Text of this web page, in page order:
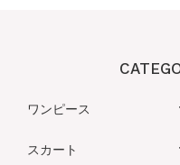
ワンピース
スカート